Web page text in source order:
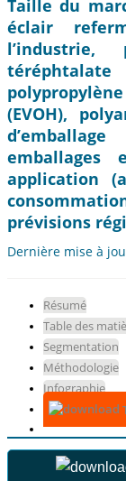
Taille du
éclair
l’industrie,
(EVOH),
application
prévisions
Dernière mise à
Résumé
Table des
Segmentation
Méthodologie
Infographie